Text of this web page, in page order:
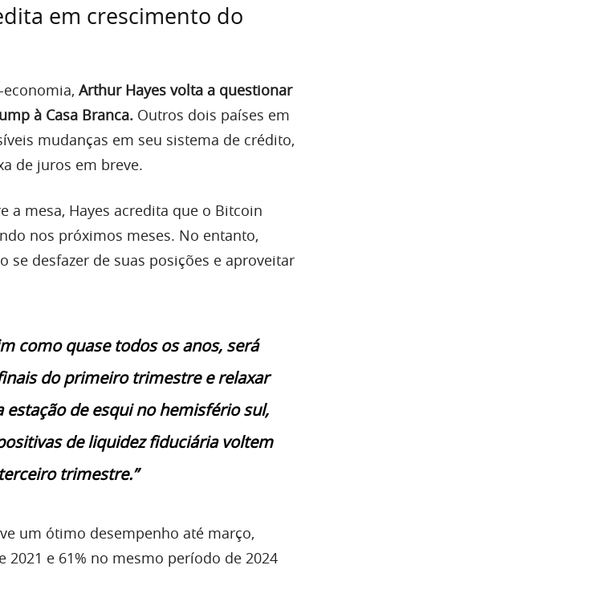
em crescimento do
Arthur Hayes volta a questionar
à Casa Branca. Outros dois países em
mudanças em seu sistema de crédito,
de juros em breve.
a mesa, Hayes acredita que o Bitcoin
nos próximos meses. No entanto,
se desfazer de suas posições e aproveitar
como quase todos os anos, será
do primeiro trimestre e relaxar
de esqui no hemisfério sul,
de liquidez fiduciária voltem
trimestre.”
um ótimo desempenho até março,
e 61% no mesmo período de 2024